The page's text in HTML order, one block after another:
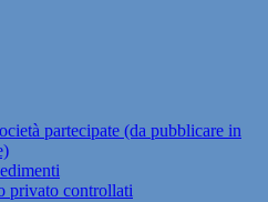
partecipate (da pubblicare in
privato controllati